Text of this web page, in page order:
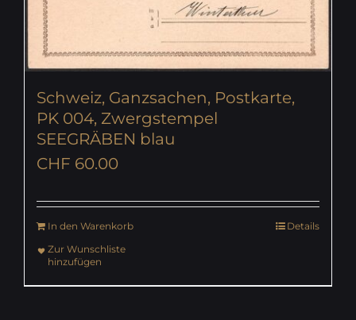
Schweiz, Ganzsachen, Postkarte,
PK 004, Zwergstempel
SEEGRÄBEN blau
CHF 60.00
In den Warenkorb
Details
Zur Wunschliste
hinzufügen